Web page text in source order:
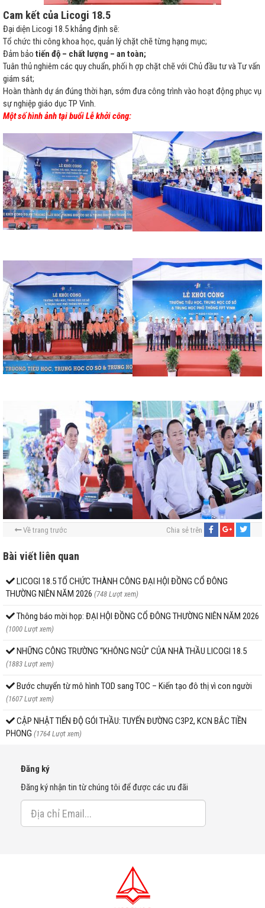
Cam kết của Licogi 18.5
Đại diện Licogi 18.5 khẳng định sẽ:
Tổ chức thi công khoa học, quản lý chặt chẽ từng hạng mục;
Đảm bảo tiến độ – chất lượng – an toàn;
Tuân thủ nghiêm các quy chuẩn, phối h ợp chặt chẽ với Chủ đầu tư và Tư vấn
giám sát;
Hoàn thành dự án đúng thời hạn, sớm đưa công trình vào hoạt động phục vụ
sự nghiệp giáo dục TP Vinh.
Một số hình ảnh tại buổi Lễ khởi công:
Về trang trước Chia sẻ trên
Bài viết liên quan
LICOGI 18.5 TỔ CHỨC THÀNH CÔNG ĐẠI HỘI ĐỒNG CỔ ĐÔNG
THƯỜNG NIÊN NĂM 2026 (748 Lượt xem)
Thông báo mời họp: ĐẠI HỘI ĐỒNG CỔ ĐÔNG THƯỜNG NIÊN NĂM 2026
(1000 Lượt xem)
NHỮNG CÔNG TRƯỜNG “KHÔNG NGỦ” CỦA NHÀ THẦU LICOGI 18.5
(1883 Lượt xem)
Bước chuyển từ mô hình TOD sang TOC – Kiến tạo đô thị vì con người
(1607 Lượt xem)
CẬP NHẬT TIẾN ĐỘ GÓI THẦU: TUYẾN ĐƯỜNG C3P2, KCN BẮC TIỀN
PHONG (1764 Lượt xem)
Đăng ký
Đăng ký nhận tin từ chúng tôi để được các ưu đãi